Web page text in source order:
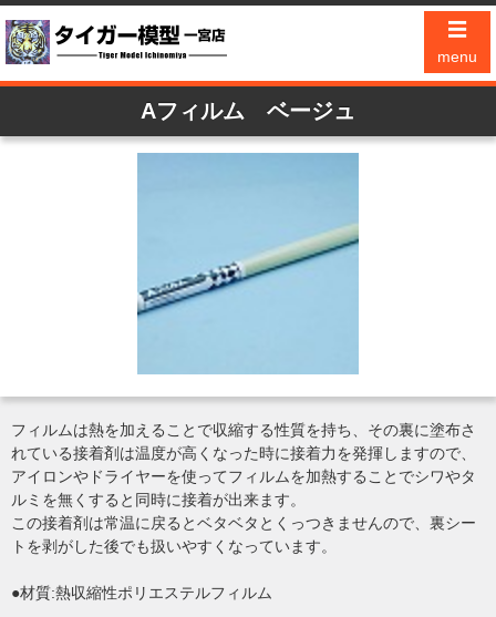
☰
menu
Aフィルム ベージュ
フィルムは熱を加えることで収縮する性質を持ち、その裏に塗布さ
れている接着剤は温度が高くなった時に接着力を発揮しますので、
アイロンやドライヤーを使ってフィルムを加熱することでシワやタ
ルミを無くすると同時に接着が出来ます。
この接着剤は常温に戻るとベタベタとくっつきませんので、裏シー
トを剥がした後でも扱いやすくなっています。
●材質:熱収縮性ポリエステルフィルム